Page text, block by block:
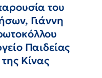
του
Γιάννη
Παιδείας
Κίνας